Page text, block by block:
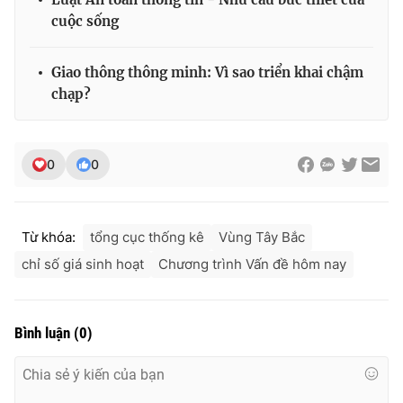
THỜI BÁO VTV
Theo dõi báo trên
Cơ quan báo chí:
Thời báo VTV
Giấy phép hoạt động báo in và báo điện tử số 483/GP-BTTTT
Phó Tổng Biên tập:
Tổng đài VTV:
024.38 355 931 - 024.38 355 932
cuộc sống
Giao thông thông minh: Vì sao triển khai chậm
chạp?
0 0
Từ khóa: tổng cục thống kê
Vùng Tây Bắc
chỉ số giá sinh hoạt
Chương trình Vấn đề hôm nay
Bình luận (0)